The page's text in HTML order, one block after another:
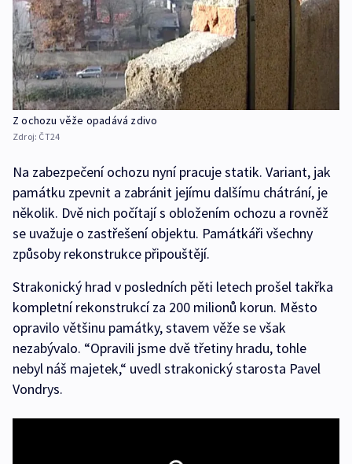
Z ochozu věže opadává zdivo
Zdroj: ČT24
Na zabezpečení ochozu nyní pracuje statik. Variant, jak
památku zpevnit a zabránit jejímu dalšímu chátrání, je
několik. Dvě nich počítají s obložením ochozu a rovněž
se uvažuje o zastřešení objektu. Památkáři všechny
způsoby rekonstrukce připouštějí.
Strakonický hrad v posledních pěti letech prošel takřka
kompletní rekonstrukcí za 200 milionů korun. Město
opravilo většinu památky, stavem věže se však
nezabývalo. “Opravili jsme dvě třetiny hradu, tohle
nebyl náš majetek,“ uvedl strakonický starosta Pavel
Vondrys.